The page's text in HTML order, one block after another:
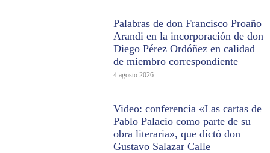
Palabras de don Francisco Proaño
Arandi en la incorporación de don
Diego Pérez Ordóñez en calidad
de miembro correspondiente
4 agosto 2026
Video: conferencia «Las cartas de
Pablo Palacio como parte de su
obra literaria», que dictó don
Gustavo Salazar Calle